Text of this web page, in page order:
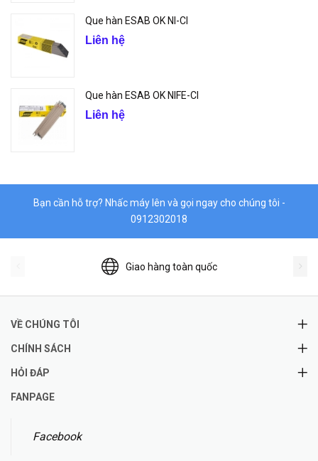
Que hàn ESAB OK NI-CI
Liên hệ
Que hàn ESAB OK NIFE-CI
Liên hệ
Bạn cần hỗ trợ? Nhấc máy lên và gọi ngay cho chúng tôi -
0912302018
Giao hàng toàn quốc
VỀ CHÚNG TÔI
CHÍNH SÁCH
HỎI ĐÁP
FANPAGE
Facebook